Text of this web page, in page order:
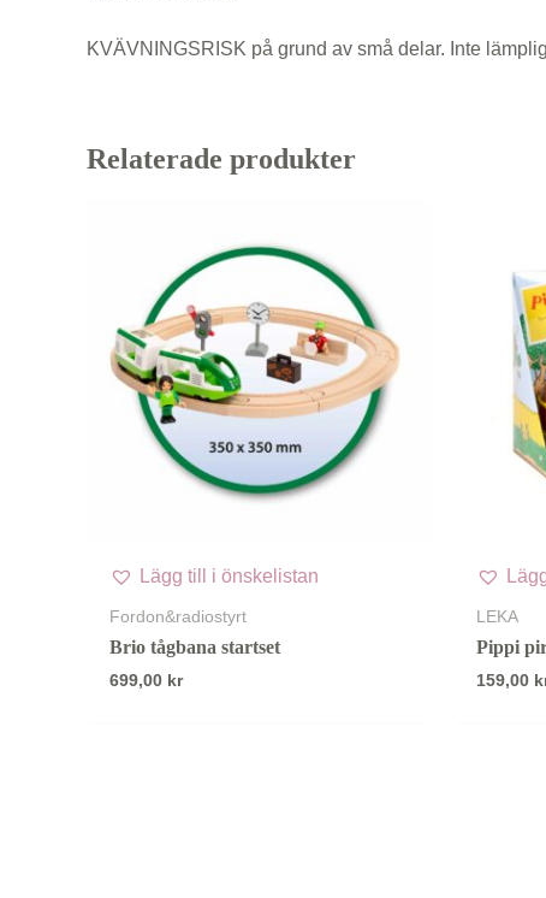
KVÄVNINGSRISK på grund av små delar. Inte
Relaterade produkter
Lägg till i önskelistan
Fordon&radiostyrt
Brio tågbana startset
699,00 kr
LEKA
Pippi
159,00